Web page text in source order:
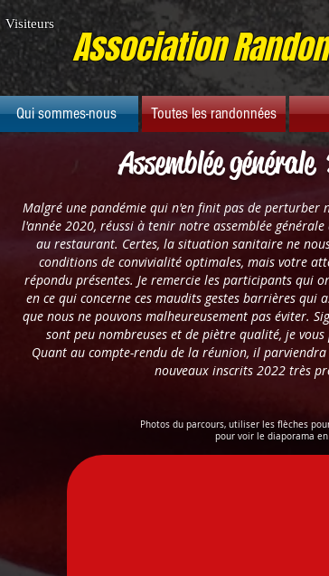
Visiteurs Association
Qui sommes-nous Toutes les randonnées
Malgré une pandémie qui n'en finit pas de perturber
l'année 2020, réussi à tenir notre assemblée
au restaurant. Certes, la situation sanitaire ne
conditions de convivialité optimales, mais votre
répondu présentes. Je remercie les participants qui
en ce qui concerne ces maudits gestes barrières qui
que nous ne pouvons malheureusement pas éviter.
sont peu nombreuses et de piètre qualité, je
Quant au compte-rendu de la réunion, il
nouveaux inscrits 2022 très
Photos du parcours, utiliser les flèches
pour voir le diaporama en
Assemblée